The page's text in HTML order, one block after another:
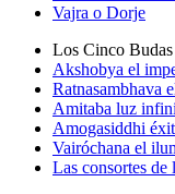
Vajra o Dorje
Los Cinco
Akshobya el
Ratnasambhava
Amitaba luz
Amogasiddhi
Vairóchana el
Las consortes de